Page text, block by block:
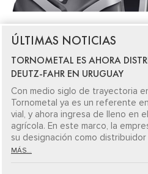
ÚLTIMAS NOTICIAS
TORNOMETAL ES AHORA
DEUTZ-FAHR EN URUGUAY
Con medio siglo de trayectoria
Tornometal ya es un referente
vial, y ahora ingresa de lleno en
agrícola. En este marco, la
su designación como
MÁS...